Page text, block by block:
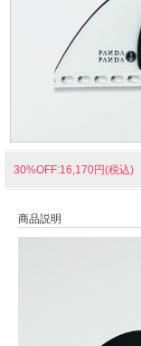
30%OFF:16,170円(税込)
商品説明